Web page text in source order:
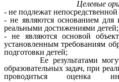
Целевые
- не подлежат непосредственной
- не являются основанием для
реальными достижениями детей;
- не являются основой
установленным требованиям
подготовки детей;
Ее результатами могут
образовательных задач, при
проводиться оценка